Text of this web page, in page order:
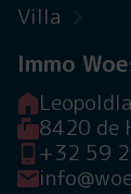
Villa
Immo
8420 de
+32 59